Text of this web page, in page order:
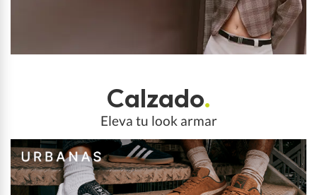
Calzado.
Eleva tu look armar